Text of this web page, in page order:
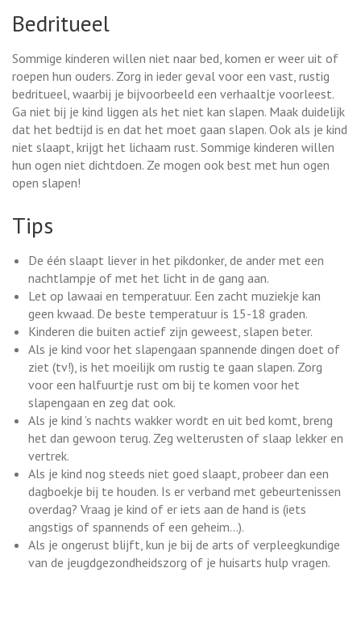
Bedritueel
Sommige kinderen willen niet naar bed, komen er weer uit of
roepen hun ouders. Zorg in ieder geval voor een vast, rustig
bedritueel, waarbij je bijvoorbeeld een verhaaltje voorleest.
Ga niet bij je kind liggen als het niet kan slapen. Maak duidelijk
dat het bedtijd is en dat het moet gaan slapen. Ook als je kind
niet slaapt, krijgt het lichaam rust. Sommige kinderen willen
hun ogen niet dichtdoen. Ze mogen ook best met hun ogen
open slapen!
Tips
De één slaapt liever in het pikdonker, de ander met een
nachtlampje of met het licht in de gang aan.
Let op lawaai en temperatuur. Een zacht muziekje kan
geen kwaad. De beste temperatuur is 15-18 graden.
Kinderen die buiten actief zijn geweest, slapen beter.
Als je kind voor het slapengaan spannende dingen doet of
ziet (tv!), is het moeilijk om rustig te gaan slapen. Zorg
voor een halfuurtje rust om bij te komen voor het
slapengaan en zeg dat ook.
Als je kind ’s nachts wakker wordt en uit bed komt, breng
het dan gewoon terug. Zeg welterusten of slaap lekker en
vertrek.
Als je kind nog steeds niet goed slaapt, probeer dan een
dagboekje bij te houden. Is er verband met gebeurtenissen
overdag? Vraag je kind of er iets aan de hand is (iets
angstigs of spannends of een geheim…).
Als je ongerust blijft, kun je bij de arts of verpleegkundige
van de jeugdgezondheidszorg of je huisarts hulp vragen.